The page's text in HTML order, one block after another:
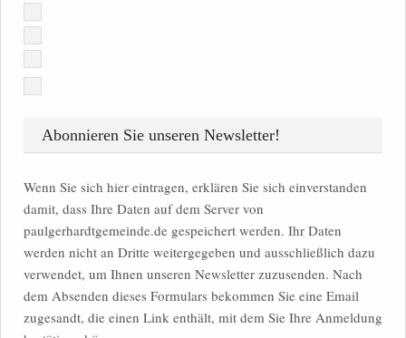
Abonnieren Sie unseren Newsletter!
Wenn Sie sich hier eintragen, erklären Sie sich einverstanden
damit, dass Ihre Daten auf dem Server von
paulgerhardtgemeinde.de gespeichert werden. Ihr Daten
werden nicht an Dritte weitergegeben und ausschließlich dazu
verwendet, um Ihnen unseren Newsletter zuzusenden. Nach
dem Absenden dieses Formulars bekommen Sie eine Email
zugesandt, die einen Link enthält, mit dem Sie Ihre Anmeldung